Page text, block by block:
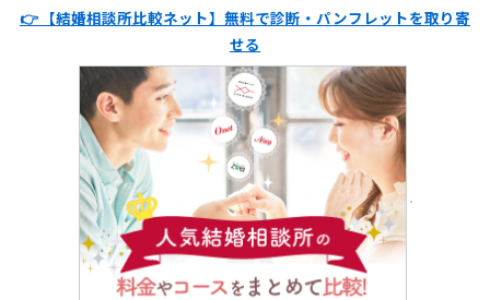
👉 【結婚相談所比較ネット】無料で診断・パンフレットを取り寄
せる